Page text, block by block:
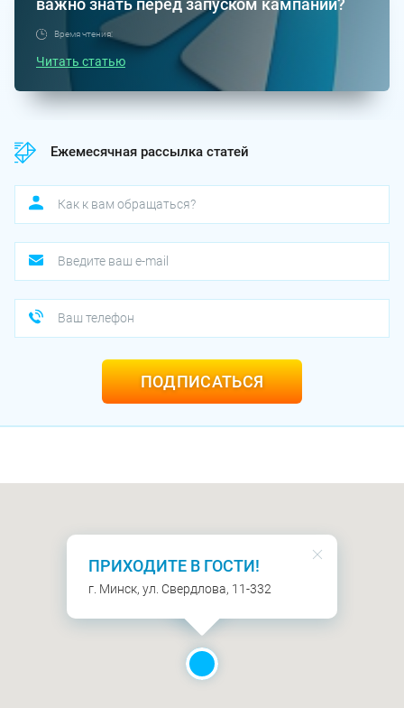
важно знать перед запуском кампаний?
Время чтения:
Читать статью
Ежемесячная рассылка статей
ПОДПИСАТЬСЯ
ПРИХОДИТЕ В ГОСТИ!
г. Минск, ул. Свердлова, 11-332